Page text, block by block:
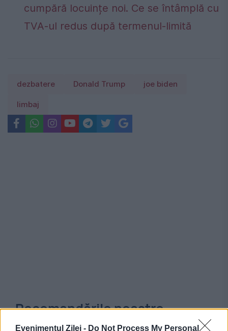
Evenimentul Zilei - Do Not Process My Personal
cumpără locuințe noi. Ce se întâmplă cu
TVA-ul redus după termenul-limită
dezbatere Donald Trump joe biden
limbaj
Recomandările noastre